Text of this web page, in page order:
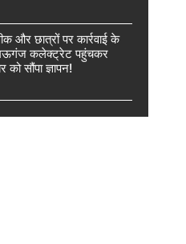
छात्रों पर कार्रवाई के
मऊगंज कलेक्ट्रेट पहुंचकर
को सौंपा ज्ञापन!